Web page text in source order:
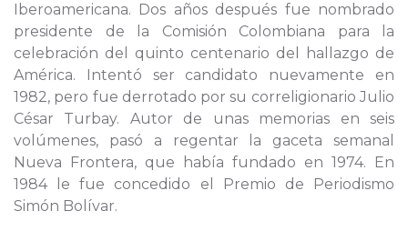
Iberoamericana. Dos años después fue nombrado
presidente de la Comisión Colombiana para la
celebración del quinto centenario del hallazgo de
América. Intentó ser candidato nuevamente en
1982, pero fue derrotado por su correligionario Julio
César Turbay. Autor de unas memorias en seis
volúmenes, pasó a regentar la gaceta semanal
Nueva Frontera, que había fundado en 1974. En
1984 le fue concedido el Premio de Periodismo
Simón Bolívar.